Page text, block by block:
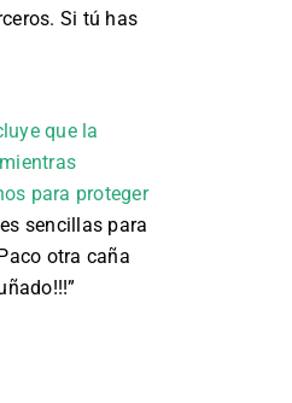
Si tú has
que la
para proteger
sencillas para
otra caña
”